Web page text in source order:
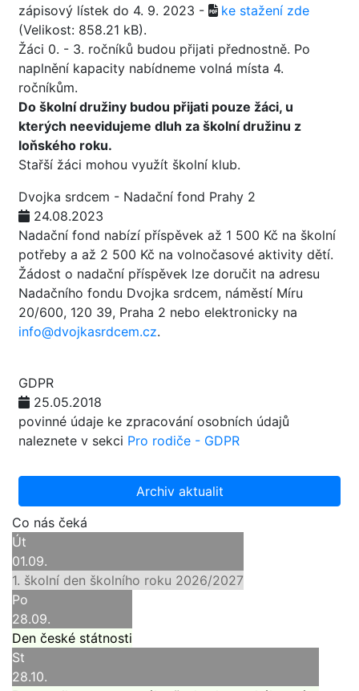
zápisový lístek do 4. 9. 2023 -
ke stažení zde
(Velikost: 858.21 kB).
Žáci 0. - 3. ročníků budou přijati přednostně. Po
naplnění kapacity nabídneme volná místa 4.
ročníkům.
Do školní družiny budou přijati pouze žáci, u
kterých neevidujeme dluh za školní družinu z
loňského roku.
Stařší žáci mohou využít školní klub.
Dvojka srdcem - Nadační fond Prahy 2
24.08.2023
Nadační fond nabízí příspěvek až 1 500 Kč na školní
potřeby a až 2 500 Kč na volnočasové aktivity dětí.
Žádost o nadační příspěvek lze doručit na adresu
Nadačního fondu Dvojka srdcem, náměstí Míru
20/600, 120 39, Praha 2 nebo elektronicky na
info@dvojkasrdcem.cz.
GDPR
25.05.2018
povinné údaje ke zpracování osobních údajů
naleznete v sekci Pro rodiče - GDPR
Archiv aktualit
Co nás čeká
Út
01.09.
1. školní den školního roku 2026/2027
Po
28.09.
Den české státnosti
St
28.10.